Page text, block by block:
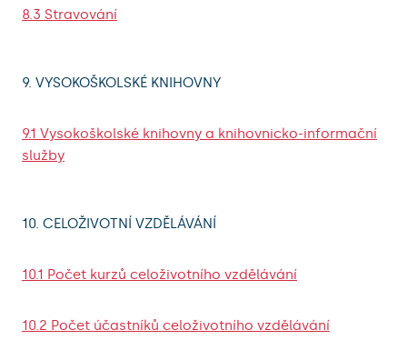
8.3 Stravování
9. VYSOKOŠKOLSKÉ KNIHOVNY
9.1 Vysokoškolské knihovny a knihovnicko-informační
služby
10. CELOŽIVOTNÍ VZDĚLÁVÁNÍ
10.1 Počet kurzů celoživotního vzdělávání
10.2 Počet účastníků celoživotního vzdělávání